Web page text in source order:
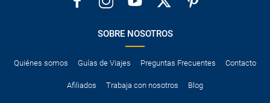
SOBRE NOSOTROS
Quiénes somos Guías de Viajes Preguntas Frecuentes Contacto
Afiliados Trabaja con nosotros Blog